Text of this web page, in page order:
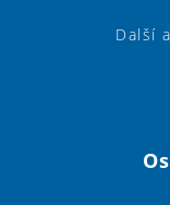
Další